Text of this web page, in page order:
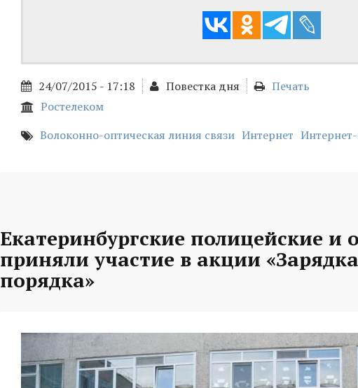
24/07/2015 - 17:18 Повестка дня
Печать
Ростелеком
Волоконно-оптическая линия связи Интернет
Екатеринбургские полицейские и
приняли участие в акции
порядка»